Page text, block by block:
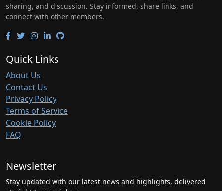
sharing, and discussion. Stay informed, share links, and
connect with other members.
Quick Links
About Us
Contact Us
Privacy Policy
Terms of Service
Cookie Policy
FAQ
Newsletter
Stay updated with our latest news and highlights, delivered